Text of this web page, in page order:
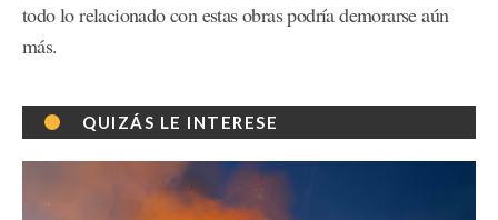
todo lo relacionado con estas obras podría demorarse aún
más.
QUIZÁS LE INTERESE